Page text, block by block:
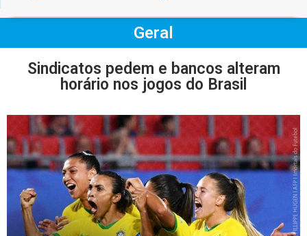
Geral
Sindicatos pedem e bancos alteram
horário nos jogos do Brasil